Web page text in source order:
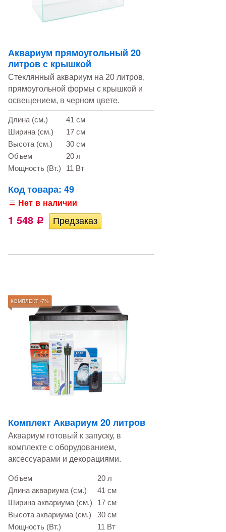
Аквариум прямоугольный 20
литров с крышкой
Стеклянный аквариум на 20 литров,
прямоугольной формы c крышкой и
освещением, в черном цвете.
Длина (см.)
41 см
Ширина (см.)
17 см
Высота (см.)
30 см
Объем
20 л
Мощность (Вт.)
11 Вт
Код товара: 49
Нет в наличии
1 548 Р
КОМПЛЕКТ -7%
Комплект Аквариум 20 литров
Аквариум готовый к запуску, в
комплекте с оборудованием,
аксессуарами и декорациями.
Объем
20 л
Длина аквариума (см.)
41 см
Ширина аквариума (см.)
17 см
Высота аквариума (см.)
30 см
Мощность (Вт.)
11 Вт